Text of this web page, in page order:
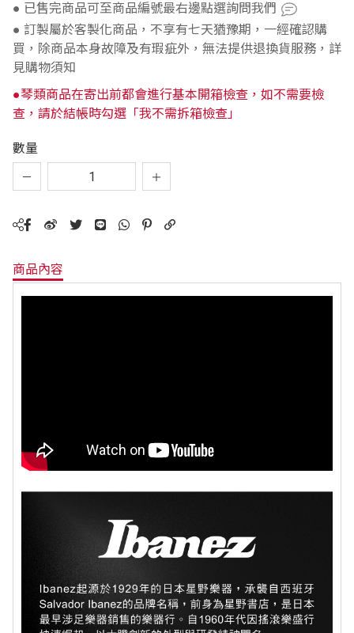
● 已售完商品可至商品編號最右邊點選詢問我們
● 訂製屬於客製化商品，不享有七天猶豫期，一經確認購
買，除商品本身故障及有瑕疵外，無法提供退換貨服務，詳
見購物須知
●琴類商品在寄出前都會進行基本開箱檢查，如不需要檢
查，請於結帳時勾選「我不需拆箱檢查」
數量
商品內容